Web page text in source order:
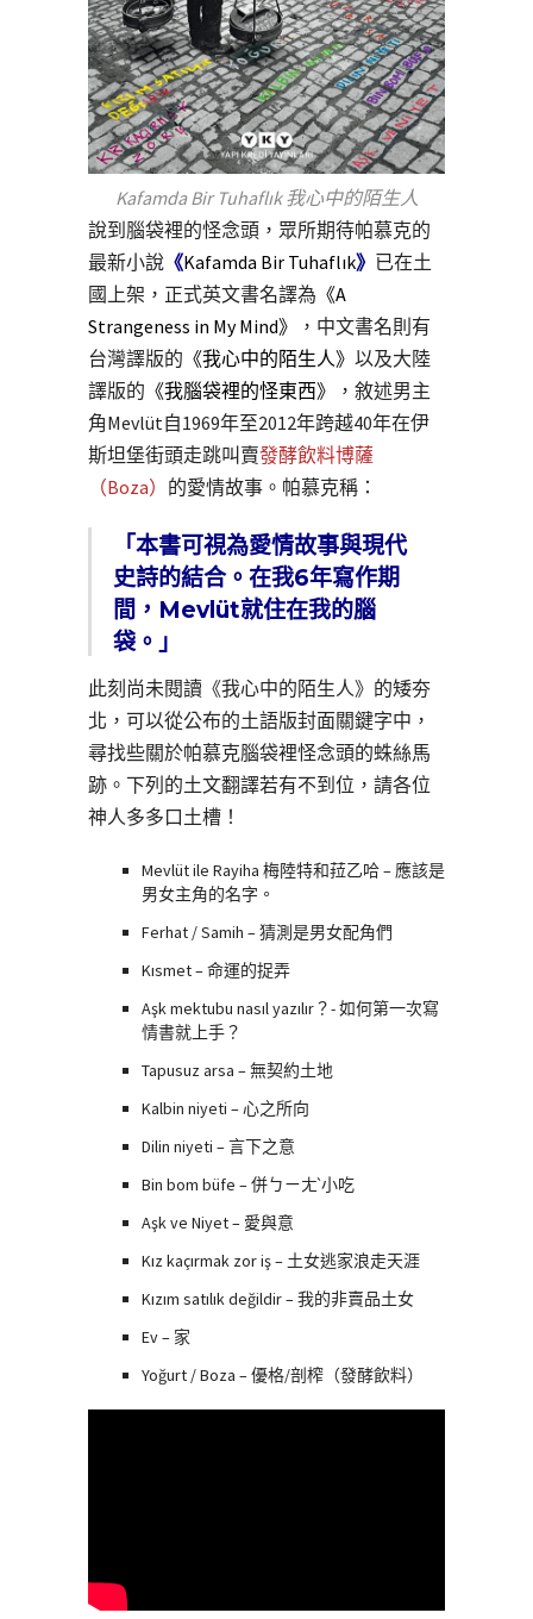
Kafamda Bir Tuhaflık 我心中的陌生人
說到腦袋裡的怪念頭，眾所期待帕慕克的
最新小說 《Kafamda Bir Tuhaflık》 已在土
國上架，正式英文書名譯為 《A
Strangeness in My Mind》
，中文書名則有
台灣譯版的 《我心中的陌生人》 以及大陸
譯版的 《我腦袋裡的怪東西》
，敘述男主
角Mevlüt自1969年至2012年跨越40年在伊
斯坦堡街頭走跳叫賣發酵飲料博薩
（Boza） 的愛情故事。帕慕克稱：
「本書可視為愛情故事與現代
史詩的結合。在我6年寫作期
間，Mevlüt就住在我的腦
袋。」
此刻尚未閱讀《我心中的陌生人》的矮夯
北，可以從公布的土語版封面關鍵字中，
尋找些關於帕慕克腦袋裡怪念頭的蛛絲馬
跡。下列的土文翻譯若有不到位，請各位
神人多多口土槽！
Mevlüt ile Rayiha 梅陸特和菈乙哈 – 應該是
男女主角的名字。
Ferhat / Samih – 猜測是男女配角們
Kısmet – 命運的捉弄
Aşk mektubu nasıl yazılır？- 如何第一次寫
情書就上手？
Tapusuz arsa – 無契約土地
Kalbin niyeti – 心之所向
Dilin niyeti – 言下之意
Bin bom büfe – 併ㄅㄧㄤˋ小吃
Aşk ve Niyet – 愛與意
Kız kaçırmak zor iş – 土女逃家浪走天涯
Kızım satılık değildir – 我的非賣品土女
Ev – 家
Yoğurt / Boza – 優格/剖榨（發酵飲料）